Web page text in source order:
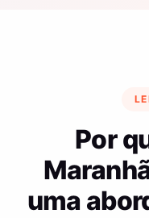
Por
uma